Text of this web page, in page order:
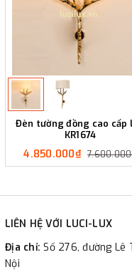
Đèn tường đồng cao cấp
KR1674
4.850.000₫
LIÊN HỆ VỚI LUCI-LUX
Địa chỉ:Số 276, đường Lê
Nội